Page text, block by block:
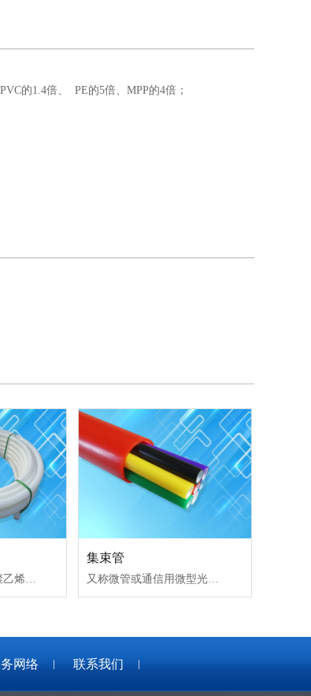
的1.4倍、 PE的5倍、MPP的4倍；
PE子管采用高密度聚乙烯与线型聚乙烯按一定配比生产的电缆保护管，既具有一定的环刚度，又具有一
集束管
又称微管或通信用微型光缆，通常由微管、微管束和微管附件组成，采用高密度聚乙烯与必要添加剂按
网络 联系我们